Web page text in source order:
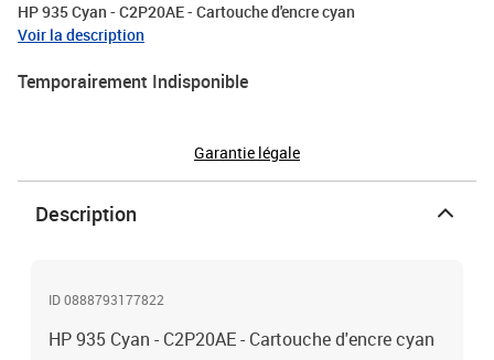
HP 935 Cyan - C2P20AE - Cartouche d'encre cyan
Voir la description
Temporairement Indisponible
Garantie légale
Description
ID 0888793177822
HP 935 Cyan - C2P20AE - Cartouche d'encre cyan